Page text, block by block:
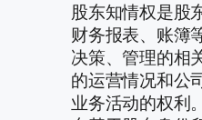
股东知情权是股
财务报表、账簿
决策、管理的相
的运营情况和公
业务活动的权利